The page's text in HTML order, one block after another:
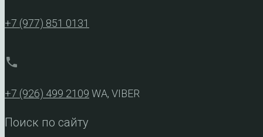
+7 (977) 851 0131
phone
+7 (926) 499 2109 WA, VIBER
Поиск по сайту